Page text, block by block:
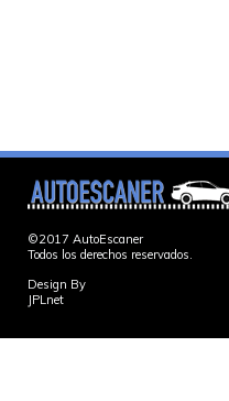
©2017 AutoEscaner
Todos los derechos reservados.
Design By
JPLnet